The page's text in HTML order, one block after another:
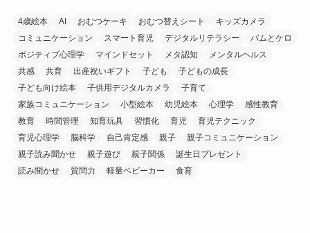
4歳絵本 AI おむつケーキ おむつ替えシート
キッズカメラ
コミュニケーション
スマート育児 デジタルリテラシー
バムとケロ
ポジティブ心理学
マインドセット メタ認知
メンタルヘルス
共感
共育 出産祝いギフト 子ども
子どもの成長
子ども向け絵本
子供用デジタルカメラ
子育て
家族コミュニケーション
小型絵本 幼児絵本 心理学
感性教育
教育
時間管理 知育玩具 習慣化 育児
育児テクニック
育児心理学
脳科学 自己肯定感 親子
親子コミュニケーション
親子読み聞かせ
親子遊び 親子関係
誕生日プレゼント
読み聞かせ
質問力 軽量ベビーカー 食育